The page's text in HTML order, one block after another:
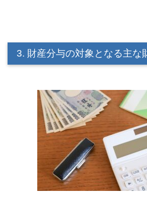
3. 財産分与の対象となる主な